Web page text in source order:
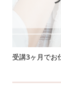
受講3ヶ月で